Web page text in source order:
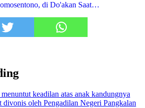
di Do'akan Saat…
keadilan atas anak kandungnya
oleh Pengadilan Negeri Pangkalan